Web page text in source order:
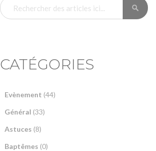
RECHERCHER
CATÉGORIES
Evènement (44)
Général (33)
Astuces (8)
Baptêmes (0)